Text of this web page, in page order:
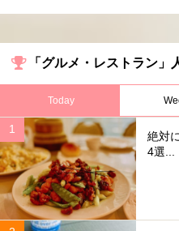
「グルメ・レストラン」
Today
絶対
4選...